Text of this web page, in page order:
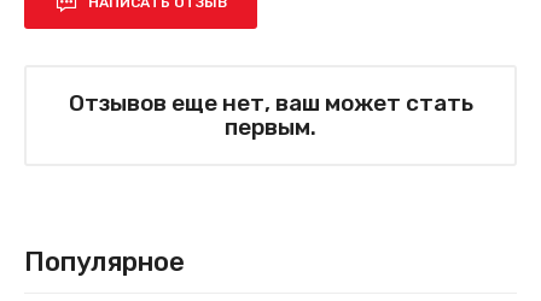
Отзывов еще нет, ваш может стать
первым.
Популярное